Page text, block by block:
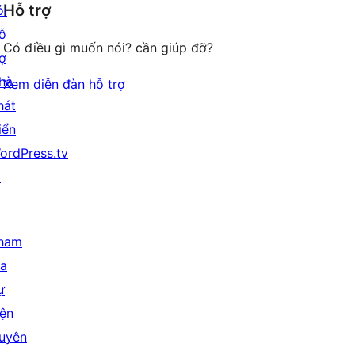
reviews
Hỗ trợ
Có điều gì muốn nói? cần giúp đỡ?
Xem diễn đàn hỗ trợ